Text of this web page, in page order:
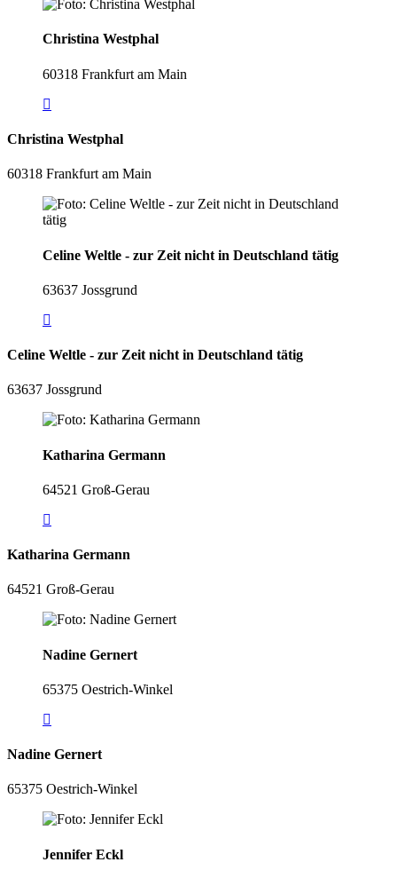
Christina Westphal
60318 Frankfurt am Main
Christina Westphal
60318 Frankfurt am Main
Celine Weltle - zur Zeit nicht in Deutschland tätig
63637 Jossgrund
Celine Weltle - zur Zeit nicht in Deutschland tätig
63637 Jossgrund
Katharina Germann
64521 Groß-Gerau
Katharina Germann
64521 Groß-Gerau
Nadine Gernert
65375 Oestrich-Winkel
Nadine Gernert
65375 Oestrich-Winkel
Jennifer Eckl